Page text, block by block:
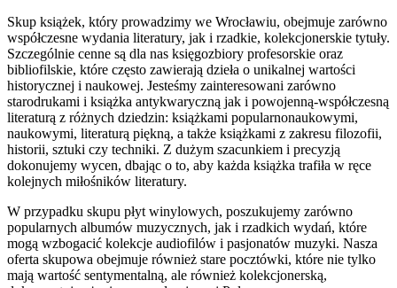
Skup książek, który prowadzimy we Wrocławiu, obejmuje zarówno
współczesne wydania literatury, jak i rzadkie, kolekcjonerskie tytuły.
Szczególnie cenne są dla nas księgozbiory profesorskie oraz
bibliofilskie, które często zawierają dzieła o unikalnej wartości
historycznej i naukowej. Jesteśmy zainteresowani zarówno
starodrukami i książka antykwaryczną jak i powojenną-współczesną
literaturą z różnych dziedzin: książkami popularnonaukowymi,
naukowymi, literaturą piękną, a także książkami z zakresu filozofii,
historii, sztuki czy techniki. Z dużym szacunkiem i precyzją
dokonujemy wycen, dbając o to, aby każda książka trafiła w ręce
kolejnych miłośników literatury.
W przypadku skupu płyt winylowych, poszukujemy zarówno
popularnych albumów muzycznych, jak i rzadkich wydań, które
mogą wzbogacić kolekcje audiofilów i pasjonatów muzyki. Nasza
oferta skupowa obejmuje również stare pocztówki, które nie tylko
mają wartość sentymentalną, ale również kolekcjonerską,